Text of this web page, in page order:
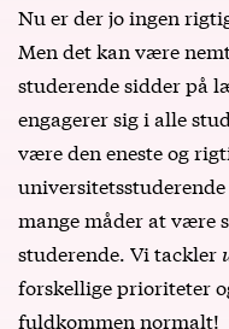
Nu er der jo ingen
Men det kan være
studerende sidder på
engagerer sig i alle
være den eneste og
mange måder at være
studerende. Vi tackler
forskellige prioriteter
fuldkommen normalt!